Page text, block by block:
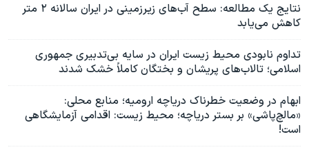
نتایج یک مطالعه: سطح آب‌های زیرزمینی در ایران سالانه ۲ متر
کاهش می‌یابد
تداوم نابودی محیط زیست ایران در سایه بی‌تدبیری جمهوری
اسلامی؛ تالاب‌های پریشان و بختگان کاملاً خشک شدند
ابهام در وضعیت خطرناک دریاچه ارومیه؛ منابع محلی:
«مالچ‌پاشی» بر بستر دریاچه؛ محیط‌ زیست: اقدامی آزمایشگاهی
است!